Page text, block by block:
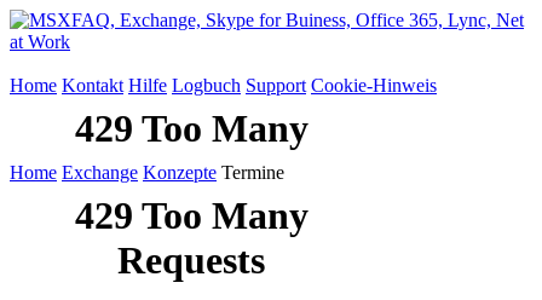
Home Kontakt Hilfe Logbuch Support Cookie-Hinweis
Home Exchange Konzepte Termine